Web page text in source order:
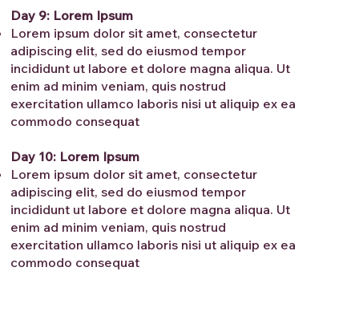
Day 9: Lorem Ipsum
Lorem ipsum dolor sit amet, consectetur
adipiscing elit, sed do eiusmod tempor
incididunt ut labore et dolore magna aliqua. Ut
enim ad minim veniam, quis nostrud
exercitation ullamco laboris nisi ut aliquip ex ea
commodo consequat
Day 10: Lorem Ipsum
Lorem ipsum dolor sit amet, consectetur
adipiscing elit, sed do eiusmod tempor
incididunt ut labore et dolore magna aliqua. Ut
enim ad minim veniam, quis nostrud
exercitation ullamco laboris nisi ut aliquip ex ea
commodo consequat